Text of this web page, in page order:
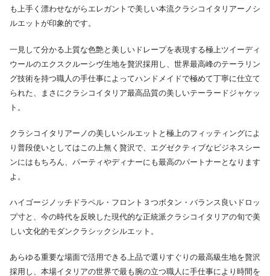
も上手く漂わせながらエレガントで美しい本流クラシコイタリアーノシ
ルエットが印象的です。
一見して分かる上質な色艶と美しいドレープを表現する極上ツイーディ
ウールのエクスクルーシヴ生地を贅沢採用し、世界最高峰のテーラリン
グ技術を持つ職人の手仕事によってハンドメイドで極めて丁寧に仕立て
られた、まさにクラシコイタリア最高品質の美しいテーラードジャケッ
ト。
クラシコイタリアーノの美しいシルエットと極上のフィッティングによ
り普段使いとしてはこの上無く贅沢で、エグゼクティブなビジネスシー
ンにはもちろん、パーティやディナーにも最高のパートナーとなります
よ。
ハイゴージノッチドラペル・フロント３つボタン・バランス良いドロッ
プ寸と、今の時代を反映した現代的な正統派クラシコイタリアの旬で美
しい文化的モダンクラシックシルエット。
あらゆる重要な場面で活用できる上品で選りすぐりの最高級生地を贅沢
採用し、本場イタリアの世界で最も腕の立つ職人に手仕事により時間を